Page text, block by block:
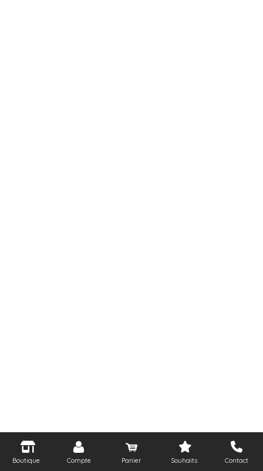
Boutique Compte Panier Souhaits Contact